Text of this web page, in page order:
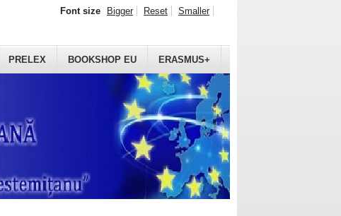
PRELEX BOOKSHOP EU ERASMUS+
Font size Bigger Reset Smaller